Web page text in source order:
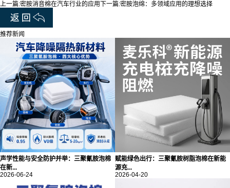
上一篇:密胺消音棉在汽车行业的应用下一篇:密胺泡绵：多领域应用的理想选择
推荐新闻
声学性能与安全防护并举：三聚氰胺泡棉
在新...
2026-06-24
赋能绿色出行：三聚氰胺树脂泡棉在新能
源充...
2026-04-20